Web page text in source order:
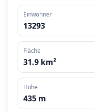
Einwohner
13293
Fläche
31.9 km²
Höhe
435 m